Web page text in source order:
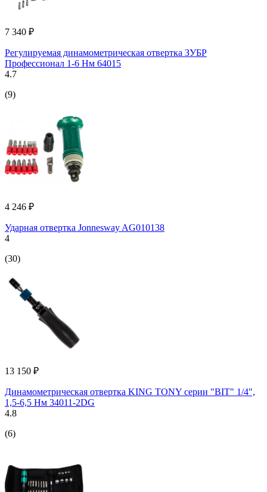
7 340 ₽
Регулируемая динамометрическая отвертка ЗУБР
Профессионал 1-6 Нм 64015
4.7
(9)
4 246 ₽
Ударная отвертка Jonnesway AG010138
4
(30)
13 150 ₽
Динамометрическая отвертка KING TONY серии "BIT" 1/4",
1,5-6,5 Нм 34011-2DG
4.8
(6)